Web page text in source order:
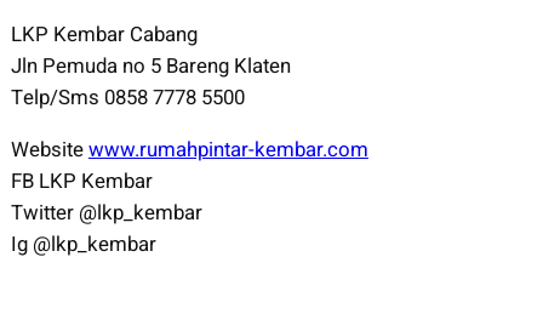
LKP Kembar Cabang
Jln Pemuda no 5 Bareng Klaten
Telp/Sms 0858 7778 5500
Websitewww.rumahpintar-kembar.com
FB LKP Kembar
Twitter @lkp_kembar
Ig @lkp_kembar